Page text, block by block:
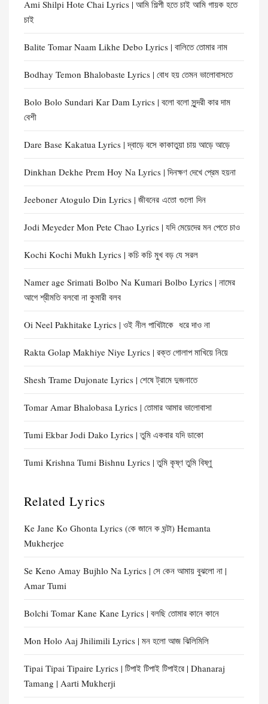
Ami Shilpi Hote Chai Lyrics | আমি শিল্পী হতে চাই আমি গায়ক হতে
চাই
Balite Tomar Naam Likhe Debo Lyrics | বালিতে তোমার নাম
Bodhay Temon Bhalobaste Lyrics | বোধ হয় তেমন ভালোবাসতে
Bolo Bolo Sundari Kar Dam Lyrics | বলো বলো সুন্দরী কার দাম
বেশী
Dare Base Kakatua Lyrics | দ্বাড়ে বসে কাকাতুয়া চায় আড়ে আড়ে
Dinkhan Dekhe Prem Hoy Na Lyrics | দিনক্ষণ দেখে প্রেম হয়না
Jeeboner Atogulo Din Lyrics | জীবনের এতো গুলো দিন
Jodi Meyeder Mon Pete Chao Lyrics | যদি মেয়েদের মন পেতে চাও
Kochi Kochi Mukh Lyrics | কচি কচি মুখ বড় যে সরল
Namer age Srimati Bolbo Na Kumari Bolbo Lyrics | নামের
আগে শ্রীমতি বলবো না কুমারী বলব
Oi Neel Pakhitake Lyrics | ওই নীল পাখিটাকে ধরে দাও না
Rakta Golap Makhiye Niye Lyrics | রক্ত গোলাপ মাখিয়ে নিয়ে
Shesh Trame Dujonate Lyrics | শেষে ট্রামে দুজনাতে
Tomar Amar Bhalobasa Lyrics | তোমার আমার ভালোবাসা
Tumi Ekbar Jodi Dako Lyrics | তুমি একবার যদি ডাকো
Tumi Krishna Tumi Bishnu Lyrics | তুমি কৃষ্ণ তুমি বিষ্ণু
Related Lyrics
Ke Jane Ko Ghonta Lyrics (কে জানে ক ঘন্টা) Hemanta
Mukherjee
Se Keno Amay Bujhlo Na Lyrics | সে কেন আমায় বুঝলো না |
Amar Tumi
Bolchi Tomar Kane Kane Lyrics | বলছি তোমার কানে কানে
Mon Holo Aaj Jhilimili Lyrics | মন হলো আজ ঝিলিমিলি
Tipai Tipai Tipaire Lyrics | টিপাই টিপাই টিপাইরে | Dhanaraj
Tamang | Aarti Mukherji